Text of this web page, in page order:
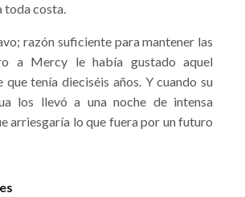
toda costa.
razón suficiente para mantener las
a Mercy le había gustado aquel
que tenía dieciséis años. Y cuando su
los llevó a una noche de intensa
arriesgaría lo que fuera por un futuro